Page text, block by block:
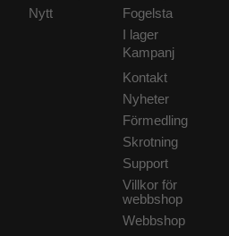
Nytt
Fogelsta
I lager
Kampanj
Kontakt
Nyheter
Förmedling
Skrotning
Support
Villkor för
webbshop
Webbshop